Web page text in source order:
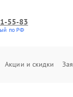
55-83
по РФ
Акции и скидки